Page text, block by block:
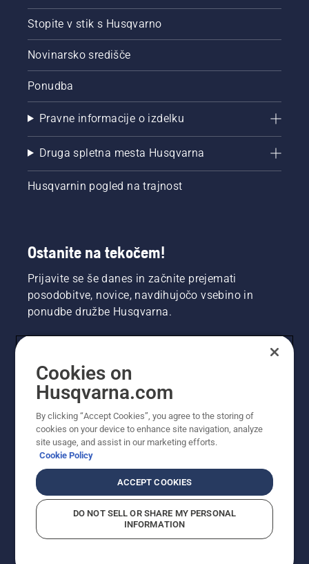
Stopite v stik s Husqvarno
Novinarsko središče
Ponudba
Pravne informacije o izdelku
Druga spletna mesta Husqvarna
Husqvarnin pogled na trajnost
Ostanite na tekočem!
Prijavite se še danes in začnite prejemati
posodobitve, novice, navdihujočo vsebino in
ponudbe družbe Husqvarna.
Cookies on
Husqvarna.com
By clicking “Accept Cookies”, you agree to the storing of
cookies on your device to enhance site navigation, analyze
site usage, and assist in our marketing efforts.
Cookie Policy
ACCEPT COOKIES
DO NOT SELL OR SHARE MY PERSONAL
INFORMATION